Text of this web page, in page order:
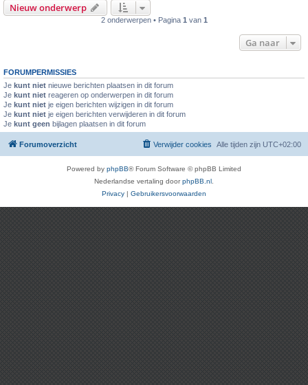
Nieuw onderwerp
2 onderwerpen • Pagina 1 van 1
Ga naar
FORUMPERMISSIES
Je kunt niet nieuwe berichten plaatsen in dit forum
Je kunt niet reageren op onderwerpen in dit forum
Je kunt niet je eigen berichten wijzigen in dit forum
Je kunt niet je eigen berichten verwijderen in dit forum
Je kunt geen bijlagen plaatsen in dit forum
Forumoverzicht Alle tijden zijn UTC+02:00
Verwijder cookies
Powered by phpBB® Forum Software © phpBB Limited
Nederlandse vertaling doorphpBB.nl
Privacy | Gebruikersvoorwaarden